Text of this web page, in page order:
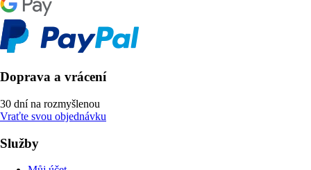
Doprava a vrácení
30 dní na rozmyšlenou
Vraťte svou objednávku
Služby